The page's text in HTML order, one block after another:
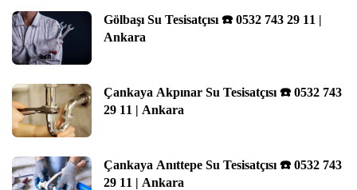
Gölbaşı Su Tesisatçısı ☎️ 0532 743 29 11 |
Ankara
Çankaya Akpınar Su Tesisatçısı ☎️ 0532 743
29 11 | Ankara
Çankaya Anıttepe Su Tesisatçısı ☎️ 0532 743
29 11 | Ankara